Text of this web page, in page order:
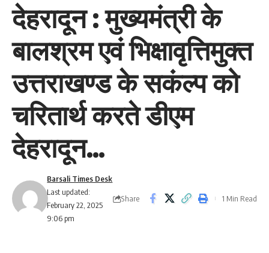
देहरादून : मुख्यमंत्री के
बालश्रम एवं भिक्षावृत्तिमुक्त
उत्तराखण्ड के सकंल्प को
चरितार्थ करते डीएम
देहरादून…
Last updated:
February 22, 2025
9:06 pm
Barsali Times Desk
Share 1 Min Read